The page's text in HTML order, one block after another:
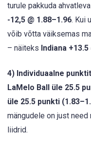
turule pakkuda
-12,5 @ 1.88–1.96. Kui
võib võtta väiksemas
– näiteks Indiana
4) Individuaalne
LaMelo Ball üle 25.5
üle 25.5 punkti
mängudele on just
liidrid.